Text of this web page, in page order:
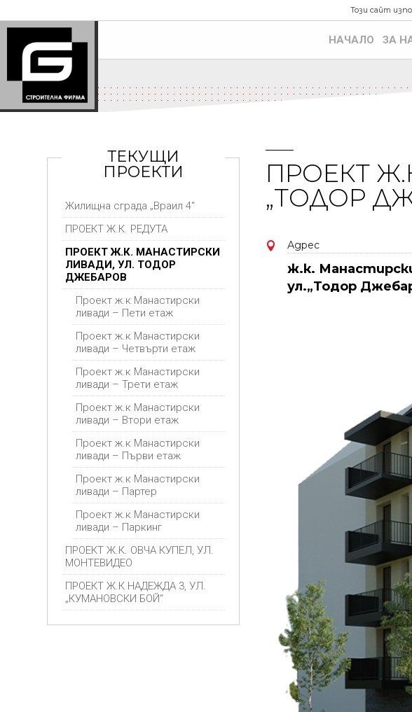
НАЧАЛО ЗА
ПРОЕКТ
„ТОДОР
 Адрес
ж.к.
ул.„Тодор
ТЕКУЩИ
ПРОЕКТИ
Жилищна сграда „Враил 4“
ПРОЕКТ Ж.К. РЕДУТА
ПРОЕКТ Ж.К. МАНАСТИРСКИ
ЛИВАДИ, УЛ. ТОДОР
ДЖЕБАРОВ
Проект ж.к Манастирски
ливади – Пети етаж
Проект ж.к Манастирски
ливади – Четвърти етаж
Проект ж.к Манастирски
ливади – Трети етаж
Проект ж.к Манастирски
ливади – Втори етаж
Проект ж.к Манастирски
ливади – Първи етаж
Проект ж.к Манастирски
ливади – Партер
Проект ж.к Манастирски
ливади – Паркинг
ПРОЕКТ Ж.К. ОВЧА КУПЕЛ, УЛ.
МОНТЕВИДЕО
ПРОЕКТ Ж.К НАДЕЖДА 3, УЛ.
„КУМАНОВСКИ БОЙ“
Този сайт